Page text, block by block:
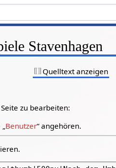
Stavenhagen
Quelltext anzeigen
zu bearbeiten:
Benutzer“ angehören.